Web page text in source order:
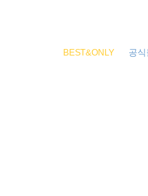
BEST&ONLY 공식